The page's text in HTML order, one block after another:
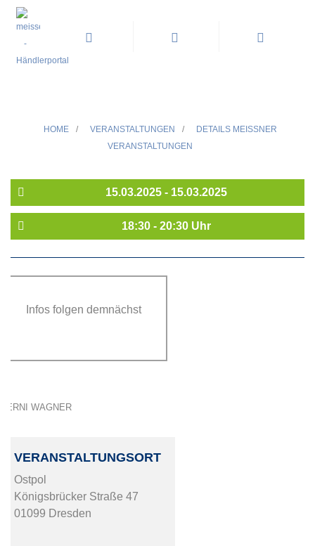
HUMORZONE BERNI WAGNER
HOME / VERANSTALTUNGEN /
DETAILS MEISSNER V
ERANSTALTUNGEN
15.03.2025 - 15.03.2025
18:30 - 20:30 Uhr
Infos folgen demnächst
BERNI WAGNER
VERANSTALTUNGSORT
Ostpol
Königsbrücker Straße 47
01099 Dresden